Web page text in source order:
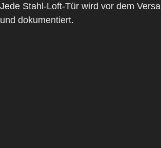
Jede Stahl-Loft-Tür wird vor dem
und dokumentiert.